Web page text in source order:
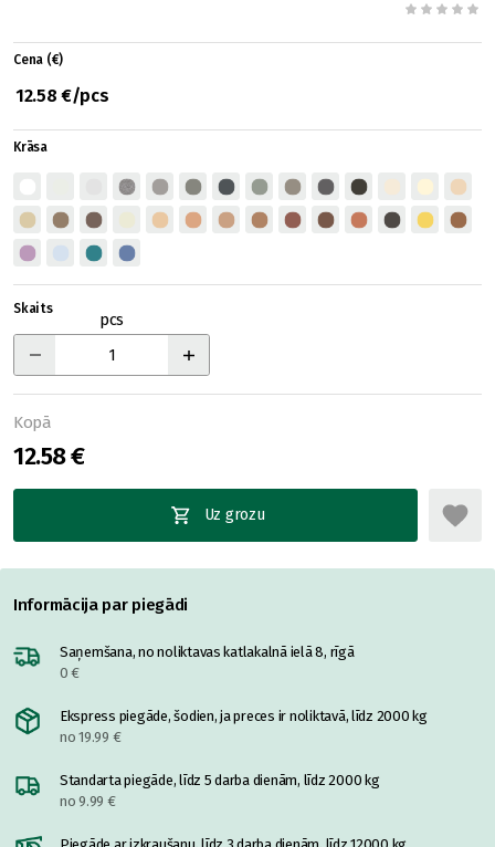
Cena (€)
12.58 €/pcs
Krāsa
Skaits
pcs
Kopā
12.58 €
Uz grozu
Informācija par piegādi
Saņemšana, no noliktavas katlakalnā ielā 8, rīgā
0 €
Ekspress piegāde, šodien, ja preces ir noliktavā, līdz 2000 kg
no 19.99 €
Standarta piegāde, līdz 5 darba dienām, līdz 2000 kg
no 9.99 €